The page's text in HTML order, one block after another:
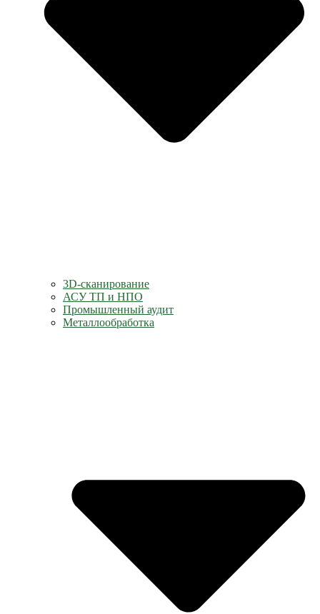
3D-сканирование
АСУ ТП и НПО
Промышленный аудит
Металлообработка